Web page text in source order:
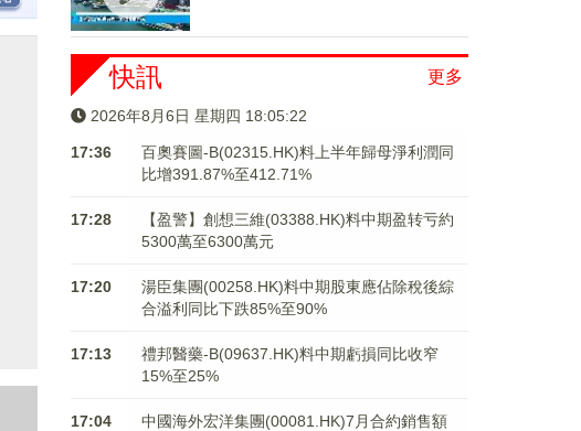
更多
快訊
2026年8月6日 星期四 18:05:23
17:36
百奧賽圖-B(02315.HK)料上半年歸母淨利潤同
比增391.87%至412.71%
17:28
【盈警】創想三維(03388.HK)料中期盈转亏約
5300萬至6300萬元
17:20
湯臣集團(00258.HK)料中期股東應佔除稅後綜
合溢利同比下跌85%至90%
17:13
禮邦醫藥-B(09637.HK)料中期虧損同比收窄
15%至25%
17:04
中國海外宏洋集團(00081.HK)7月合約銷售額